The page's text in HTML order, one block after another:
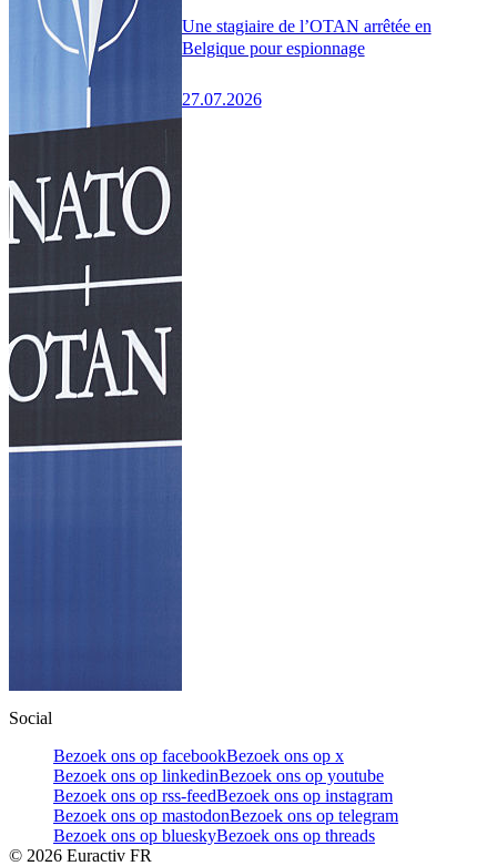
Une stagiaire de l’OTAN arrêtée en
Belgique pour espionnage
27.07.2026
Social
Bezoek ons op facebookBezoek ons op x
Bezoek ons op linkedinBezoek ons op youtube
Bezoek ons op rss-feedBezoek ons op instagram
Bezoek ons op mastodonBezoek ons op telegram
Bezoek ons op blueskyBezoek ons op threads
© 2026 Euractiv FR